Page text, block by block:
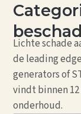
Lichte schade
de leading
generators of
vindt binnen
onderhoud.